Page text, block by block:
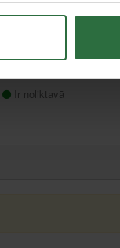
SDS+
DHR241Z,
akumulatora un
Ir noliktavā